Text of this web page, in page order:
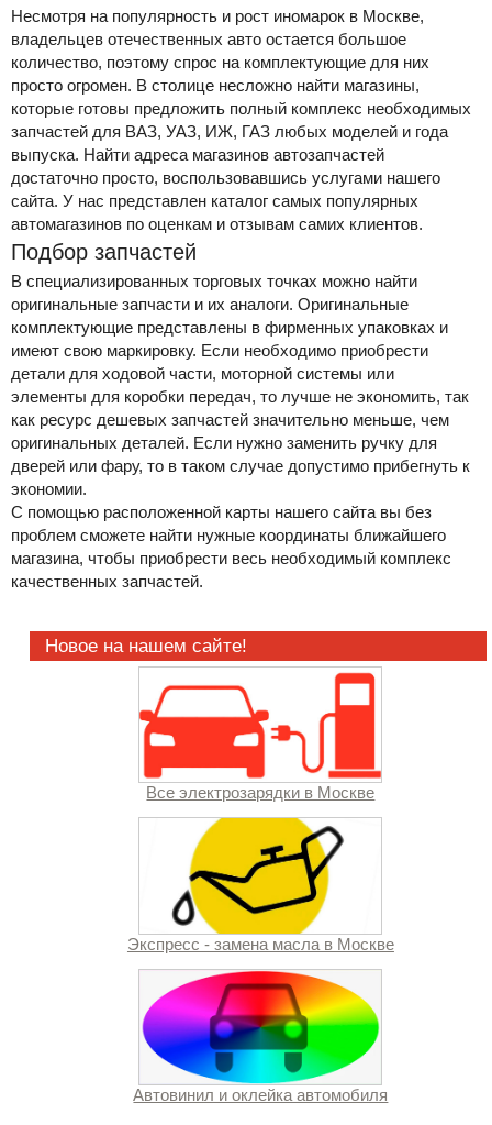
Несмотря на популярность и рост иномарок в Москве,
владельцев отечественных авто остается большое
количество, поэтому спрос на комплектующие для них
просто огромен. В столице несложно найти магазины,
которые готовы предложить полный комплекс необходимых
запчастей для ВАЗ, УАЗ, ИЖ, ГАЗ любых моделей и года
выпуска. Найти адреса магазинов автозапчастей
достаточно просто, воспользовавшись услугами нашего
сайта. У нас представлен каталог самых популярных
автомагазинов по оценкам и отзывам самих клиентов.
Подбор запчастей
В специализированных торговых точках можно найти
оригинальные запчасти и их аналоги. Оригинальные
комплектующие представлены в фирменных упаковках и
имеют свою маркировку. Если необходимо приобрести
детали для ходовой части, моторной системы или
элементы для коробки передач, то лучше не экономить, так
как ресурс дешевых запчастей значительно меньше, чем
оригинальных деталей. Если нужно заменить ручку для
дверей или фару, то в таком случае допустимо прибегнуть к
экономии.
С помощью расположенной карты нашего сайта вы без
проблем сможете найти нужные координаты ближайшего
магазина, чтобы приобрести весь необходимый комплекс
качественных запчастей.
Новое на нашем сайте!
Все электрозарядки в Москве
Экспресс - замена масла в Москве
Автовинил и оклейка автомобиля